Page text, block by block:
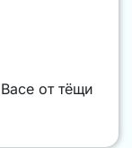
от тёщи